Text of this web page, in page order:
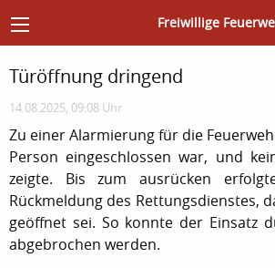
Freiwillige
Türöffnung dringend
14.08.2025, 09:08 Uhr
Zu einer Alarmierung für die
Person eingeschlossen war, und
zeigte. Bis zum ausrücken
Rückmeldung des Rettungsdienstes,
geöffnet sei. So konnte der Einsatz
abgebrochen werden.